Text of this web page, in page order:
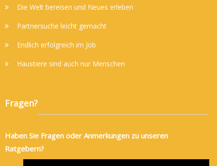
Die Welt bereisen und Neues erleben
Partnersuche leicht gemacht
Endlich erfolgreich im Job
Haustiere sind auch nur Menschen
Fragen?
Haben Sie Fragen oder Anmerkungen zu unseren
Ratgebern?